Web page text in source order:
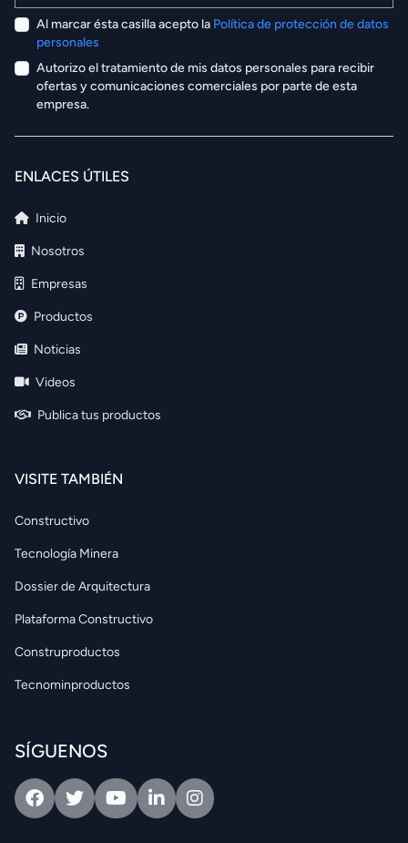
Al marcar ésta casilla acepto la Política de protección de datos
personales
Autorizo el tratamiento de mis datos personales para recibir
ofertas y comunicaciones comerciales por parte de esta
empresa.
ENLACES ÚTILES
Inicio
Nosotros
Empresas
Productos
Noticias
Videos
Publica tus productos
VISITE TAMBIÉN
Constructivo
Tecnología Minera
Dossier de Arquitectura
Plataforma Constructivo
Construproductos
Tecnominproductos
SÍGUENOS
FacebookTwitterYoutubeLinkedinIntagram